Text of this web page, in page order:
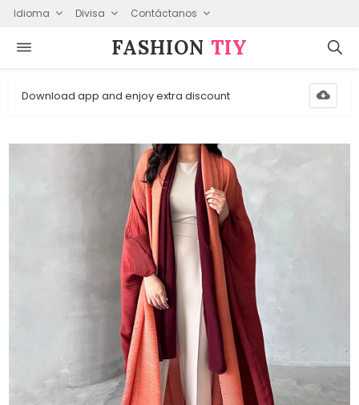
Idioma Divisa Contáctanos
FASHION⁠ TIY
Download app and enjoy extra discount